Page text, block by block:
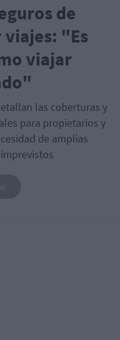
de
"Es
viajar
las coberturas y
para propietarios y
de amplias